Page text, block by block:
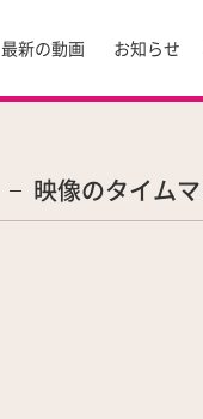
最新の動画 お知らせ
映像のタイム